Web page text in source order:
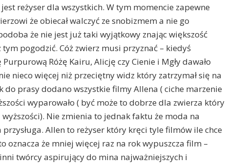
reżyser dla wszystkich. W tym momencie zapewne
że obiecał walczyć ze snobizmem a nie go
że nie jest już taki wyjątkowy znając większość
pogodzić. Cóż zwierz musi przyznać – kiedyś
Różę Kairu, Alicję czy Cienie i Mgły dawało
nieco więcej niż przeciętny widz który zatrzymał się na
do prasy dodano wszystkie filmy Allena ( ciche marzenie
wyparowało ( być może to dobrze dla zwierza który
Nie zmienia to jednak faktu że moda na
Allen to reżyser który kręci tyle filmów ile chce
oznacza że mniej więcej raz na rok wypuszcza film –
twórcy aspirujący do mina najważniejszych i